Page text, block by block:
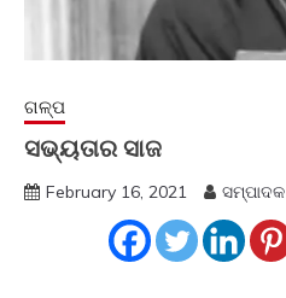
ଗଳ୍ପ
ସଭ୍ୟତାର ସାଜ
February 16, 2021 ସମ୍ପାଦକ